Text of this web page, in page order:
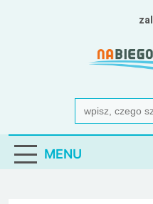
portal
Search
for:
MENU